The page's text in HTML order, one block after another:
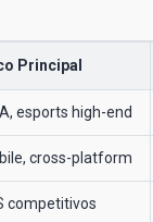
Principal
esports high-end
cross-platform
competitivos